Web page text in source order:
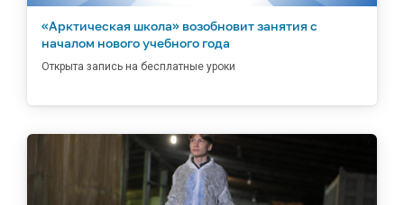
«Арктическая школа» возобновит занятия с
началом нового учебного года
Открыта запись на бесплатные уроки